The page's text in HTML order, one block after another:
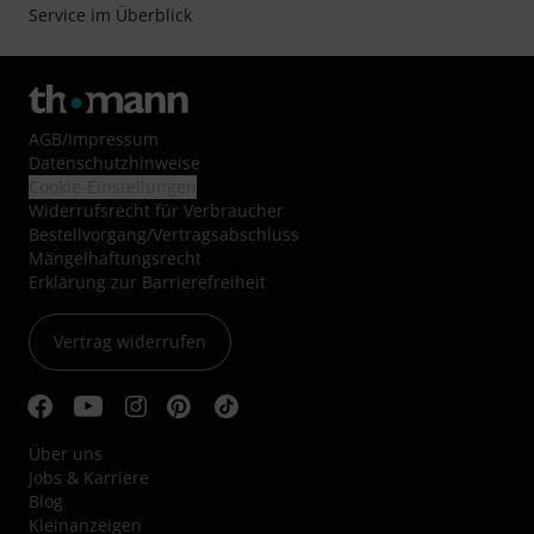
Service im Überblick
AGB/Impressum
Datenschutzhinweise
Widerrufsrecht für Verbraucher
Bestellvorgang/Vertragsabschluss
Mängelhaftungsrecht
Erklärung zur Barrierefreiheit
Vertrag widerrufen
Über uns
Jobs & Karriere
Blog
Kleinanzeigen